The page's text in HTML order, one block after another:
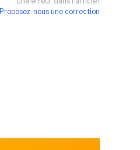
Proposez-nous une correction